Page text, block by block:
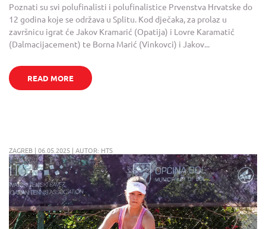
Poznati su svi polufinalisti i polufinalistice Prvenstva Hrvatske do
12 godina koje se održava u Splitu. Kod dječaka, za prolaz u
završnicu igrat će Jakov Kramarić (Opatija) i Lovre Karamatić
(Dalmacijacement) te Borna Marić (Vinkovci) i Jakov...
READ MORE
ZAGREB | 06.05.2025 | AUTOR: HTS